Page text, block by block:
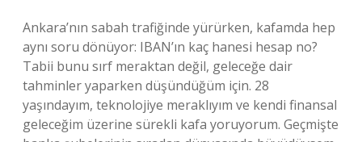
Ankara’nın sabah trafiğinde yürürken, kafamda hep
aynı soru dönüyor: IBAN’ın kaç hanesi hesap no?
Tabii bunu sırf meraktan değil, geleceğe dair
tahminler yaparken düşündüğüm için. 28
yaşındayım, teknolojiye meraklıyım ve kendi finansal
geleceğim üzerine sürekli kafa yoruyorum. Geçmişte